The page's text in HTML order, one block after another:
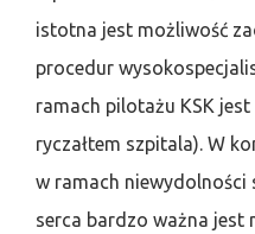
istotna jest możliwość
procedur
ramach pilotażu KSK
ryczałtem szpitala). W
w ramach niewydolności
serca bardzo ważna jest